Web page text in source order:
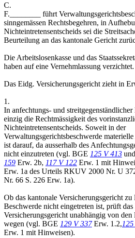
C.
F.________ führt
sinngemässen Rechtsbegehren, in
Nichteintretensentscheids sei die
Beurteilung an das kantonale Gericht
Die Arbeitslosenkasse und das
haben auf eine Vernehmlassung verzichtet.
Das Eidg. Versicherungsgericht zieht in
1.
In anfechtungs- und
einzig die Rechtmässigkeit des
Nichteintretensentscheids. Soweit in der
Verwaltungsgerichtsbeschwerde
ist darauf, da ausserhalb des
nicht einzutreten (vgl. BGE 125 V 413 und
159 Erw. 2b, 117 V 122 Erw. 1 mit
Erw. 1a des Urteils RKUV 2000 Nr. U
Nr. 66 S. 226 Erw. 1a).
Ob das kantonale Versicherungsgericht zu
Beschwerde nicht eingetreten ist, prüft das
Versicherungsgericht unabhängig von den
wegen (vgl. BGE 129 V 337Erw. 1.2,
Erw. 1 mit Hinweisen).